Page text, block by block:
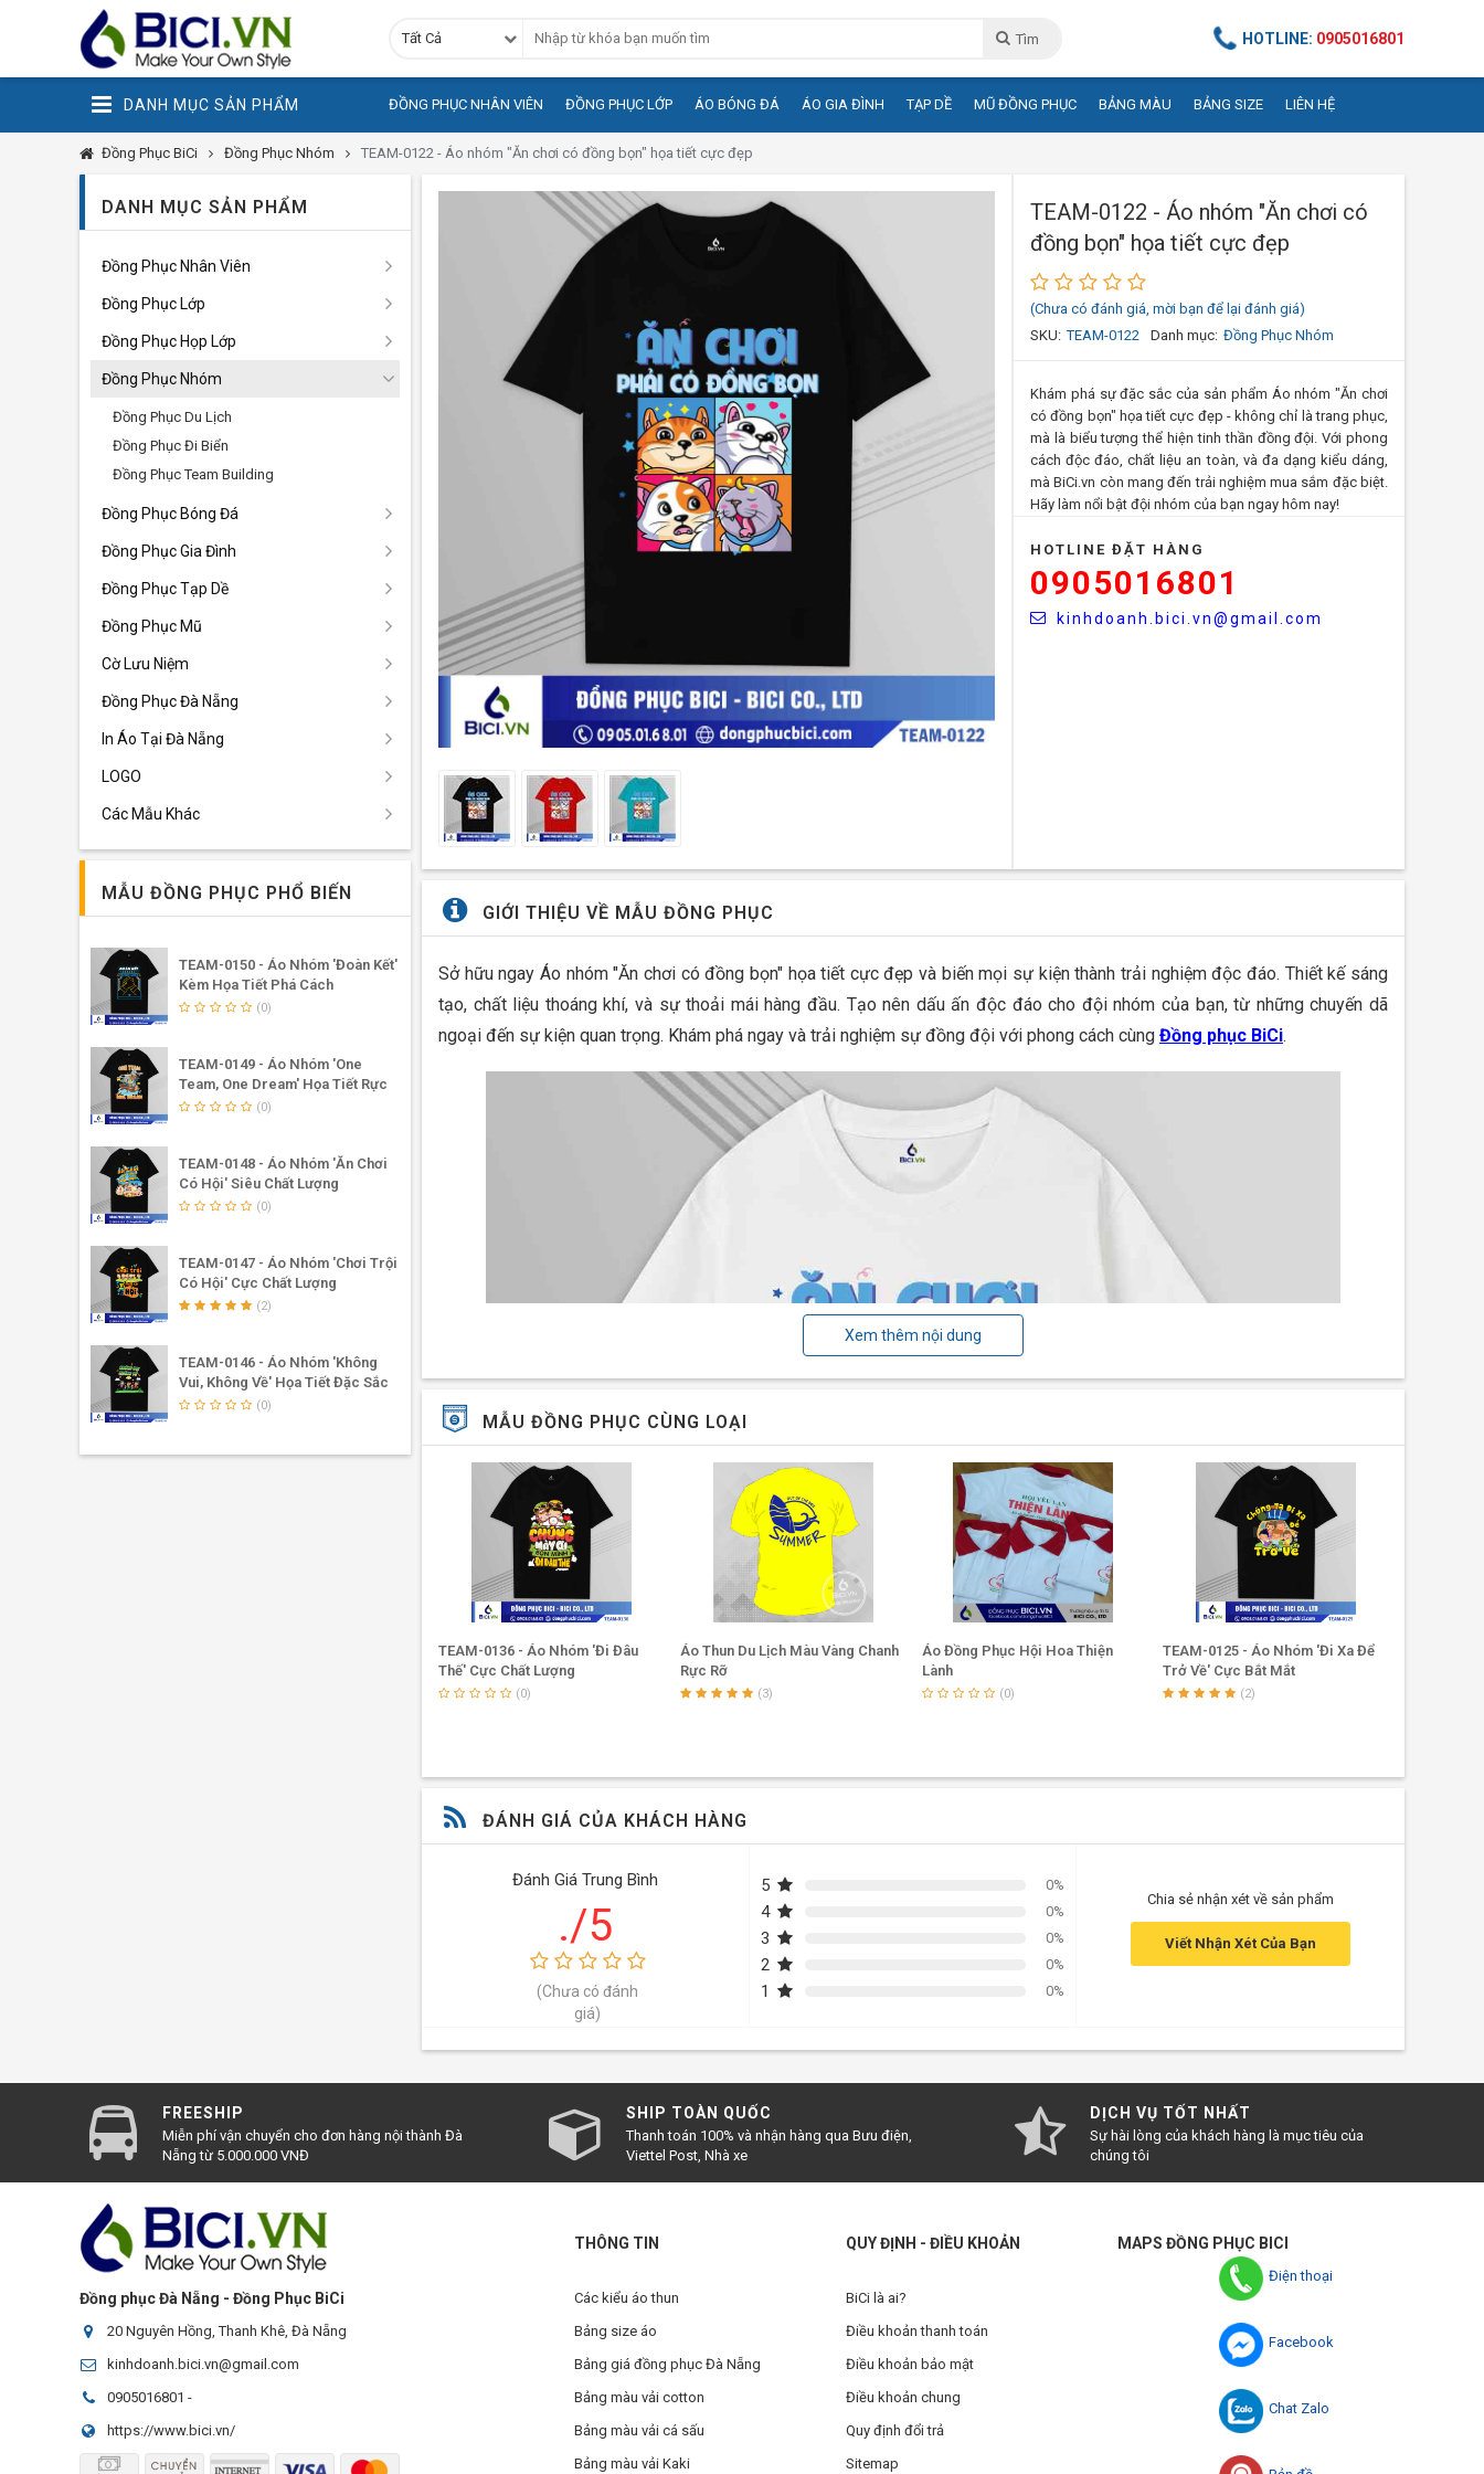
Điện thoại
Facebook
Chat Zalo
Tất Cả Tìm HOTLINE: 0905016801
DANH MỤC SẢN PHẨM ĐỒNG PHỤC NHÂN VIÊN ĐỒNG PHỤC LỚP ÁO BÓNG ĐÁ ÁO GIA ĐÌNH TẠP DỀ MŨ ĐỒNG PHỤC BẢNG MÀU BẢNG SIZE LIÊN HỆ
Đồng Phục BiCi Đồng Phục Nhóm TEAM-0122 - Áo nhóm "Ăn chơi có đồng bọn" họa tiết cực đẹp
TEAM-0122 - Áo nhóm "Ăn chơi có
đồng bọn" họa tiết cực đẹp
(Chưa có đánh giá, mời bạn để lại đánh giá)
SKU: TEAM-0122 Danh mục: Đồng Phục Nhóm
Khám phá sự đặc sắc của sản phẩm Áo nhóm "Ăn chơi
có đồng bọn" họa tiết cực đẹp - không chỉ là trang phục,
mà là biểu tượng thể hiện tinh thần đồng đội. Với phong
cách độc đáo, chất liệu an toàn, và đa dạng kiểu dáng,
mà BiCi.vn còn mang đến trải nghiệm mua sắm đặc biệt.
Hãy làm nổi bật đội nhóm của bạn ngay hôm nay!
HOTLINE ĐẶT HÀNG
0905016801
kinhdoanh.bici.vn@gmail.com
GIỚI THIỆU VỀ MẪU ĐỒNG PHỤC
Sở hữu ngay Áo nhóm "Ăn chơi có đồng bọn" họa tiết cực đẹp và biến mọi sự kiện thành trải nghiệm độc đáo. Thiết kế sáng
tạo, chất liệu thoáng khí, và sự thoải mái hàng đầu. Tạo nên dấu ấn độc đáo cho đội nhóm của bạn, từ những chuyến dã
ngoại đến sự kiện quan trọng. Khám phá ngay và trải nghiệm sự đồng đội với phong cách cùng Đồng phục BiCi.
Xem thêm nội dung
MẪU ĐỒNG PHỤC CÙNG LOẠI
TEAM-0136 - Áo Nhóm 'Đi Đâu
Thế' Cực Chất Lượng
(0)
Áo Thun Du Lịch Màu Vàng Chanh
Rực Rỡ
(3)
Áo Đồng Phục Hội Hoa Thiện
Lành
(0)
TEAM-0125 - Áo Nhóm 'Đi Xa Để
Trở Về' Cực Bắt Mắt
(2)
ĐÁNH GIÁ CỦA KHÁCH HÀNG
Đánh Giá Trung Bình
./5
(Chưa có đánh
giá)
5 0%
4 0%
3 0%
2 0%
1 0%
Chia sẻ nhận xét về sản phẩm
Viết Nhận Xét Của Bạn
DANH MỤC SẢN PHẨM
Đồng Phục Nhân Viên
Đồng Phục Lớp
Đồng Phục Họp Lớp
Đồng Phục Nhóm
Đồng Phục Du Lịch
Đồng Phục Đi Biển
Đồng Phục Team Building
Đồng Phục Bóng Đá
Đồng Phục Gia Đình
Đồng Phục Tạp Dề
Đồng Phục Mũ
Cờ Lưu Niệm
Đồng Phục Đà Nẵng
In Áo Tại Đà Nẵng
LOGO
Các Mẫu Khác
MẪU ĐỒNG PHỤC PHỔ BIẾN
TEAM-0150 - Áo Nhóm 'Đoàn Kết'
Kèm Họa Tiết Phá Cách
(0)
TEAM-0149 - Áo Nhóm 'One
Team, One Dream' Họa Tiết Rực
Rỡ
(0)
TEAM-0148 - Áo Nhóm 'Ăn Chơi
Có Hội' Siêu Chất Lượng
(0)
TEAM-0147 - Áo Nhóm 'Chơi Trội
Có Hội' Cực Chất Lượng
(2)
TEAM-0146 - Áo Nhóm 'Không
Vui, Không Về' Họa Tiết Đặc Sắc
(0)
FREESHIP
Miễn phí vận chuyển cho đơn hàng nội thành Đà
Nẵng từ 5.000.000 VNĐ
SHIP TOÀN QUỐC
Thanh toán 100% và nhận hàng qua Bưu điện,
Viettel Post, Nhà xe
DỊCH VỤ TỐT NHẤT
Sự hài lòng của khách hàng là mục tiêu của
chúng tôi
Đồng phục Đà Nẵng - Đồng Phục BiCi
20 Nguyên Hồng, Thanh Khê, Đà Nẵng
kinhdoanh.bici.vn@gmail.com
0905016801 -
https://www.bici.vn/
THÔNG TIN
Các kiểu áo thun
Bảng size áo
Bảng giá đồng phục Đà Nẵng
Bảng màu vải cotton
Bảng màu vải cá sấu
Bảng màu vải Kaki
QUY ĐỊNH - ĐIỀU KHOẢN
BiCi là ai?
Điều khoản thanh toán
Điều khoản bảo mật
Điều khoản chung
Quy định đổi trả
Sitemap
MAPS ĐỒNG PHỤC BICI